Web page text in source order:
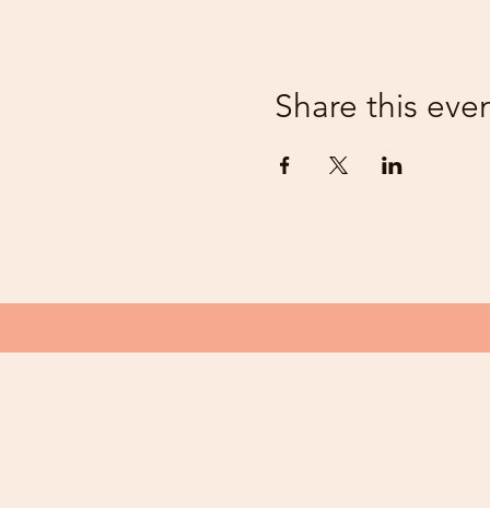
Share this